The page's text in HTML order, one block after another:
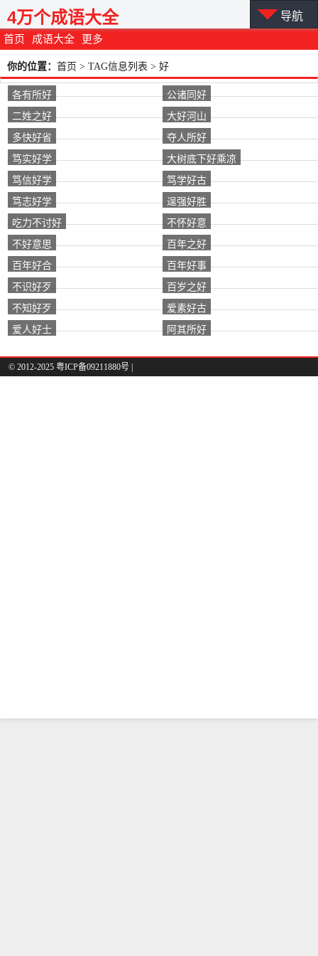
首页 成语大全 更多
4万个成语大全 导航
你的位置： 首页 > TAG信息列表 > 好
各有所好
公诸同好
二姓之好
大好河山
多快好省
夺人所好
笃实好学
大树底下好乘凉
笃信好学
笃学好古
笃志好学
逞强好胜
吃力不讨好
不怀好意
不好意思
百年之好
百年好合
百年好事
不识好歹
百岁之好
不知好歹
爱素好古
爱人好士
阿其所好
© 2012-2025 粤ICP备09211880号 |